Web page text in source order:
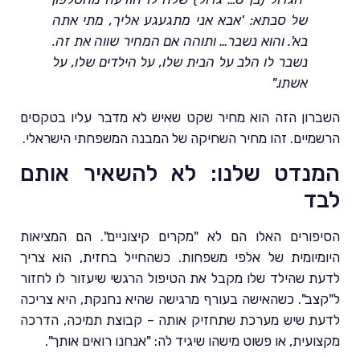
של סבתא: 'אבא אני מתגעגע אליך, מתי אתה
בא'. והוא נשבר… ותוהה אם המחיר שווה את זה.
נשבר לו הלב על הבית שלו, על הילדים שלו, על
אשתו."
השברון הזה הוא מחיר שקט שאיש לא מדבר עליו בטקסים
הרשמיים. זהו מחיר השחיקה של המבנה המשפחתי הישראלי.
המנדט שלנו: לא להשאיר אותם
לבד
הסיפורים האלו הם לא "מקרים קיצוניים". הם המציאות
היומיומית של אלפי משפחות. כשהחייל בחזית, הוא צריך
לדעת שהילד שלו מקבל את הטיפול הרגשי שיעזור לו לחזור
ל"קצב". כשהאישה בעורף מרגישה שהיא נחנקת, היא צריכה
לדעת שיש מערכת שתחזיק אותה – קבוצת תמיכה, הדרכה
מקצועית, או פשוט מישהו שיגיד לה: "אנחנו רואים אותך".